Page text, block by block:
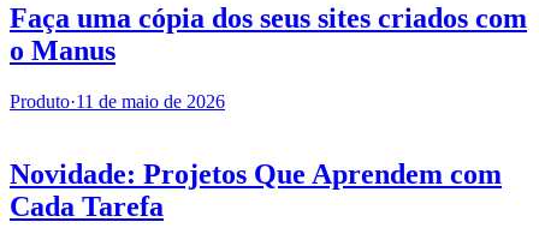
Faça uma cópia dos seus sites criados com
o Manus
Produto·11 de maio de 2026
Novidade: Projetos Que Aprendem com
Cada Tarefa